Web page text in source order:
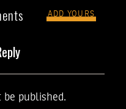
ADD YOURS
published.